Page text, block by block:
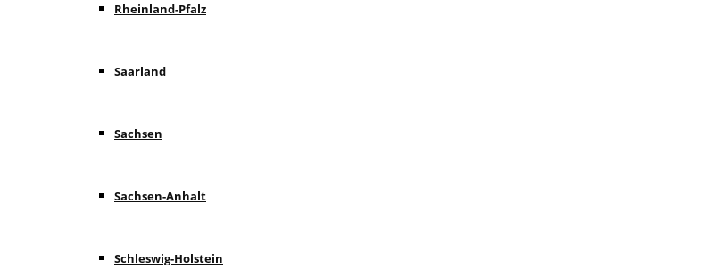
Rheinland-Pfalz
Saarland
Sachsen
Sachsen-Anhalt
Schleswig-Holstein